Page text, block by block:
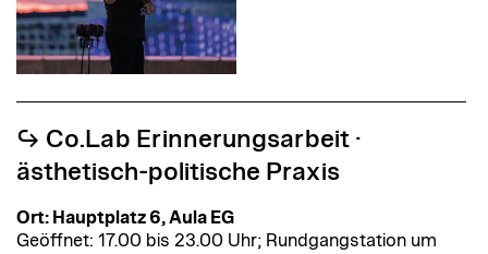
↪︎ Co.Lab Erinnerungsarbeit ·
ästhetisch-politische Praxis
Ort: Hauptplatz 6, Aula EG
Geöffnet: 17.00 bis 23.00 Uhr; Rundgangstation um